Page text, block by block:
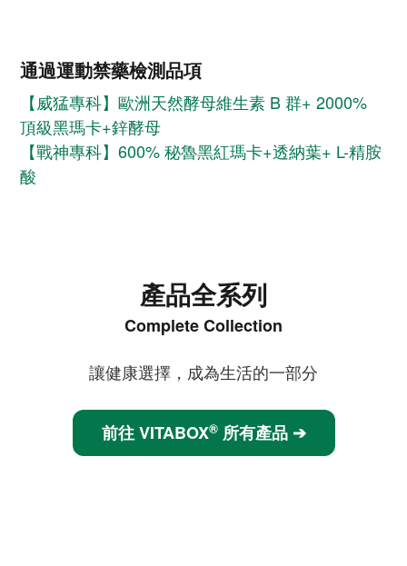
通過運動禁藥檢測品項
【威猛專科】歐洲天然酵母維生素 B 群+ 2000%
頂級黑瑪卡+鋅酵母
【戰神專科】600% 秘魯黑紅瑪卡+透納葉+ L-精胺
酸
產品全系列
Complete Collection
讓健康選擇，成為生活的一部分
前往 VITABOX®所有產品 ➔